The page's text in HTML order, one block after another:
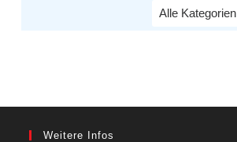
Alle Kategorien
Weitere Infos